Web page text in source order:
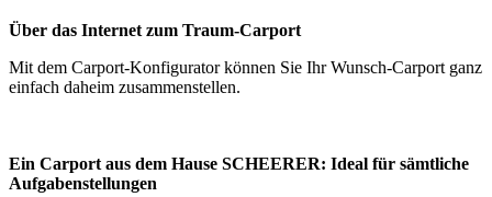
Über das Internet zum Traum-Carport
Mit dem Carport-Konfiguratorkönnen Sie Ihr Wunsch-Carport ganz
einfach daheim zusammenstellen.
Ein Carport aus dem Hause SCHEERER: Ideal für sämtliche
Aufgabenstellungen